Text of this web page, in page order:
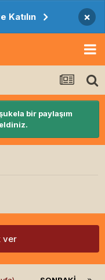
Katılın ×
bir paylaşım
ver